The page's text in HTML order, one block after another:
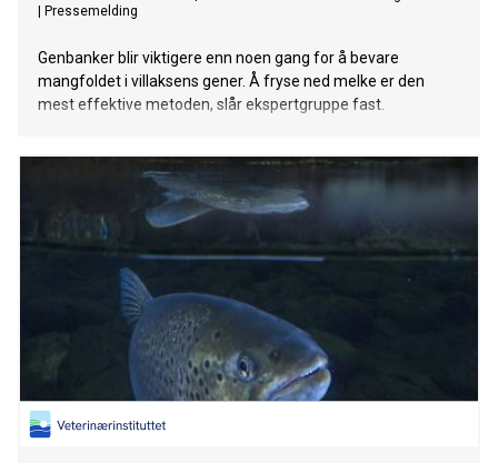
Pressemelding
Genbanker blir viktigere enn noen gang for å bevare
mangfoldet i villaksens gener. Å fryse ned melke er den
mest effektive metoden, slår ekspertgruppe fast.